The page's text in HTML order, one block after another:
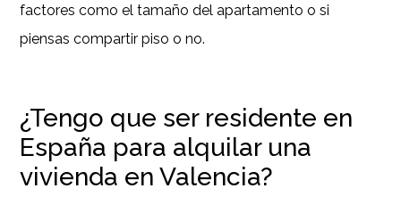
factores como el tamaño del apartamento o si
piensas compartir piso o no.
¿Tengo que ser residente en
España para alquilar una
vivienda en Valencia?